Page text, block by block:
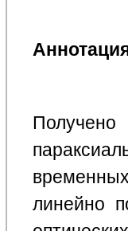
линейно